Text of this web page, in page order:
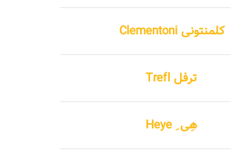
کلمنتونی Clementoni
ترفل Trefl
هِی ِ Heye